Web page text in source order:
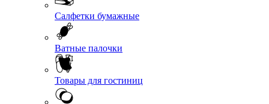
Салфетки бумажные
Ватные палочки
Товары для гостиниц